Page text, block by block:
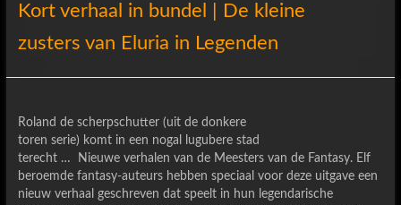
Kort verhaal in bundel | De kleine
zusters van Eluria in Legenden
Roland de scherpschutter (uit de donkere
toren serie) komt in een nogal lugubere stad
terecht … Nieuwe verhalen van de Meesters van de Fantasy. Elf
beroemde fantasy-auteurs hebben speciaal voor deze uitgave een
nieuw verhaal geschreven dat speelt in hun legendarische